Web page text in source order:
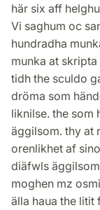
här six aff
Vi saghum oc
hundradha
munka at
tidh the sculdo
dröma som
liknilse. the som
äggilsom. thy at
orenlikhet af
diäfwls
moghen mz
älla haua the